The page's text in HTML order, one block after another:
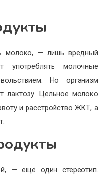
молоко, — лишь вредный
употреблять молочные
Но организм
лактозу. Цельное молоко
и расстройство ЖКТ, а
— ещё один стереотип.